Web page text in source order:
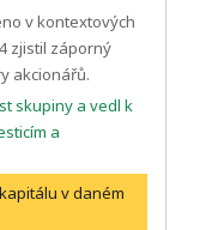
v kontextových
zjistil záporný
akcionářů.
skupiny a vedl k
a
v daném